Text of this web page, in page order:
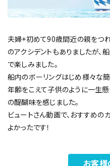
夫婦+初めて90歳間近の親をつ
のアクシデントもありましたが、
で楽しみました。
船内のボーリングはじめ様々な
年齢をこえて子供のように一生懸
の醍醐味を感じました。
ビュートさん動画で、おすすめの
よかったです！
お客